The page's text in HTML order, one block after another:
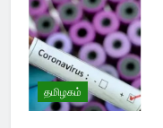
தமிழகம்